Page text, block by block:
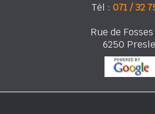
Tél : 071 / 32
Rue de
6250